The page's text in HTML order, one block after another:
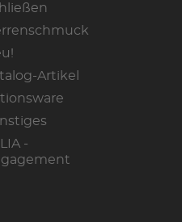
Artikel
-